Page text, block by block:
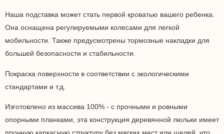
Наша подставка может стать первой кроватью вашего ребенка.
Она оснащена регулируемыми колесами для легкой
мобильности. Также предусмотрены тормозные накладки для
большей безопасности и стабильности.
Покраска поверхности в соответствии с экологическими
стандартами и т.д.
Изготовлено из массива 100% - с прочными и ровными
опорными планками, эта конструкция деревянной люльки имеет